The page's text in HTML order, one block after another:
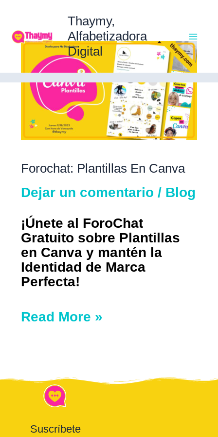
contenido
Thaymy,
Alfabetizadora
Digital
Forochat: Plantillas En Canva
Dejar un comentario / Blog
¡Únete al ForoChat
Gratuito sobre Plantillas
en Canva y mantén la
Identidad de Marca
Perfecta!
Forochat:
Plantillas
en
Canva
Read More »
Suscríbete